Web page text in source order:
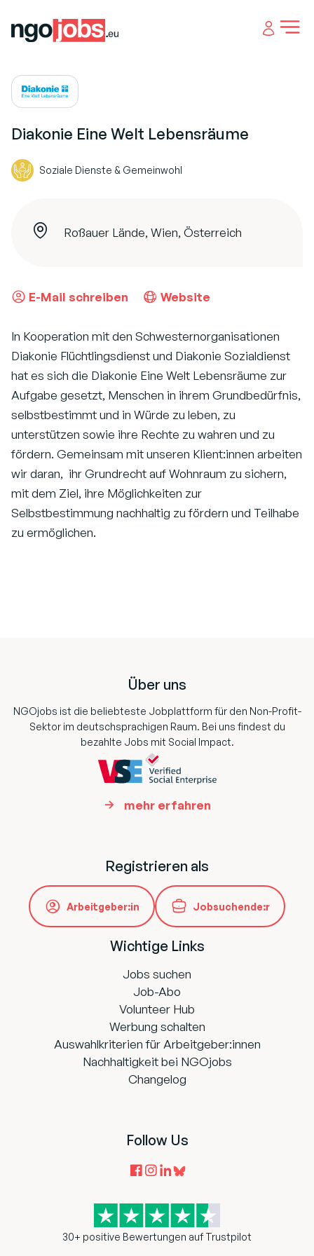
Open
Diakonie Eine Welt Lebensräume
Soziale Dienste & Gemeinwohl
Roßauer Lände, Wien, Österreich
E-Mail schreiben Website
In Kooperation mit den Schwesternorganisationen
Diakonie Flüchtlingsdienst und Diakonie Sozialdienst
hat es sich die Diakonie Eine Welt Lebensräume zur
Aufgabe gesetzt, Menschen in ihrem Grundbedürfnis,
selbstbestimmt und in Würde zu leben, zu
unterstützen sowie ihre Rechte zu wahren und zu
fördern. Gemeinsam mit unseren Klient:innen arbeiten
wir daran, ihr Grundrecht auf Wohnraum zu sichern,
mit dem Ziel, ihre Möglichkeiten zur
Selbstbestimmung nachhaltig zu fördern und Teilhabe
zu ermöglichen.
Über uns
NGOjobs ist die beliebteste Jobplattform für den Non-Profit-
Sektor im deutschsprachigen Raum. Bei uns findest du
bezahlte Jobs mit Social Impact.
mehr erfahren
Registrieren als
Arbeitgeber:in Jobsuchende:r
Wichtige Links
Jobs suchen
Job-Abo
Volunteer Hub
Werbung schalten
Auswahlkriterien für Arbeitgeber:innen
Nachhaltigkeit bei NGOjobs
Changelog
Follow Us
30+ positive Bewertungen auf Trustpilot